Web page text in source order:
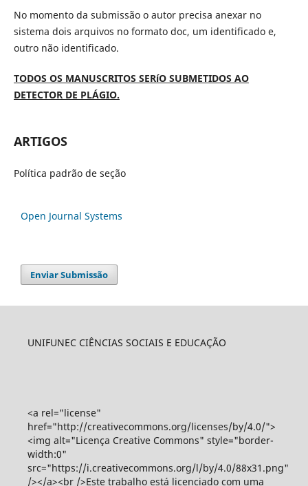
No momento da submissão o autor precisa anexar no
sistema dois arquivos no formato doc, um identificado e,
outro não identificado.
TODOS OS MANUSCRITOS SERíO SUBMETIDOS AO
DETECTOR DE PLÁGIO.
ARTIGOS
Política padrão de seção
Open Journal Systems
Enviar Submissão
UNIFUNEC CIÊNCIAS SOCIAIS E EDUCAÇÃO
<a rel="license"
href="http://creativecommons.org/licenses/by/4.0/">
<img alt="Licença Creative Commons" style="border-
width:0"
src="https://i.creativecommons.org/l/by/4.0/88x31.png"
/></a><br />Este trabalho está licenciado com uma